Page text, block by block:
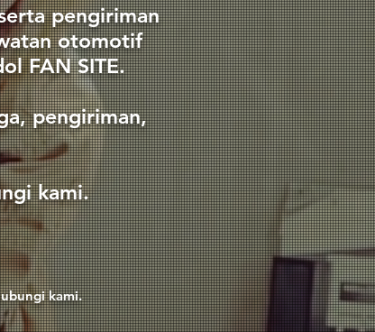
pengiriman
otomotif
FAN SITE.
pengiriman,
kami.
kami.